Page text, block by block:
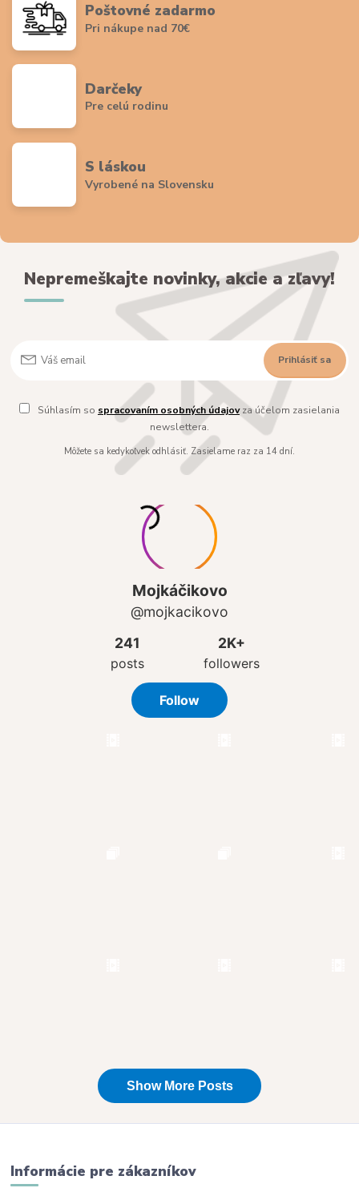
Poštovné zadarmo
Pri nákupe nad 70€
Darčeky
Pre celú rodinu
S láskou
Vyrobené na Slovensku
Nepremeškajte novinky, akcie a zľavy!
Prihlásiť sa
Súhlasím so spracovaním osobných údajovza účelom zasielania
newslettera.
Môžete sa kedykoľvek odhlásiť. Zasielame raz za 14 dní.
Informácie pre zákazníkov